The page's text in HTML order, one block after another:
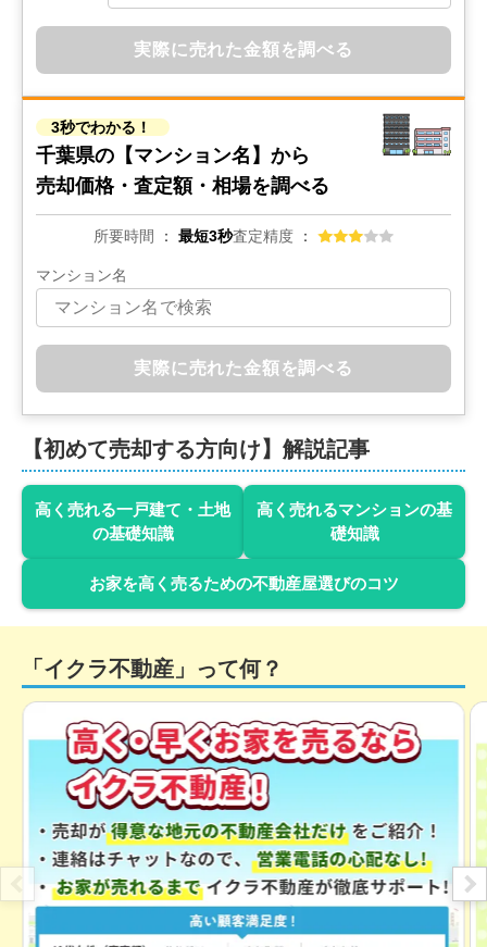
実際に売れた金額を調べる
3秒でわかる！
千葉県の 【マンション名】から
売却価格・査定額・相場を調べる
所要時間 最短3秒査定精度
マンション名
実際に売れた金額を調べる
【初めて売却する方向け】解説記事
高く売れる一戸建て・土地
の基礎知識
高く売れるマンションの基
礎知識
お家を高く売るための不動産屋選びのコツ
「イクラ不動産」って何？